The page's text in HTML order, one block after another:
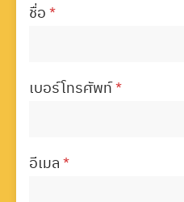
ชื่อ*
เบอร์โทรศัพท์*
อีเมล*